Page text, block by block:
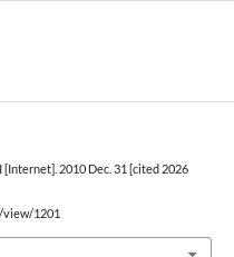
[Internet]. 2010 Dec. 31 [cited 2026
1201